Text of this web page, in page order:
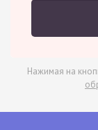
Нажимая на